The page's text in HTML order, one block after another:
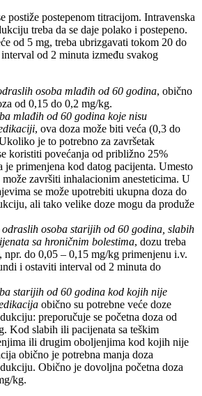
postiže postepenom titracijom. Intravenska
treba da se daje polako i postepeno.
od 5 mg, treba ubrizgavati tokom 20 do
od 2 minuta između svakog
osoba mlađih od 60 godina, obično
od 0,15 do 0,2 mg/kg.
mlađih od 60 godina koje nisu
, ova doza može biti veća (0,3 do
je to potrebno za završetak
koristiti povećanja od približno 25%
je primenjena kod datog pacijenta. Umesto
završiti inhalacionim anesteticima. U
se može upotrebiti ukupna doza do
ali tako velike doze mogu da produže
osoba starijih od 60 godina, slabih
sa hroničnim bolestima, dozu treba
npr. do 0,05 – 0,15 mg/kg primenjenu i.v.
i ostaviti interval od 2 minuta do
starijih od 60 godina kod kojih nije
obično su potrebne veće doze
preporučuje se početna doza od
Kod slabih ili pacijenata sa teškim
ili drugim oboljenjima kod kojih nije
obično je potrebna manja doza
Obično je dovoljna početna doza
kg.